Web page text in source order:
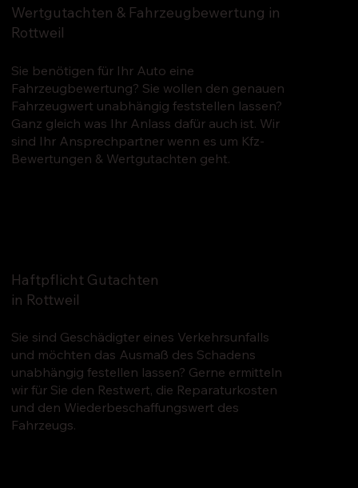
Wertgutachten & Fahrzeugbewertung in
Rottweil
Sie benötigen für Ihr Auto eine
Fahrzeugbewertung? Sie wollen den genauen
Fahrzeugwert unabhängig feststellen lassen?
Ganz gleich was Ihr Anlass dafür auch ist. Wir
sind Ihr Ansprechpartner wenn es um Kfz-
Bewertungen & Wertgutachten geht.
Haftpflicht Gutachten
in Rottweil
Sie sind Geschädigter eines Verkehrsunfalls
und möchten das Ausmaß des Schadens
unabhängig festellen lassen? Gerne ermitteln
wir für Sie den Restwert, die Reparaturkosten
und den Wiederbeschaffungswert des
Fahrzeugs.